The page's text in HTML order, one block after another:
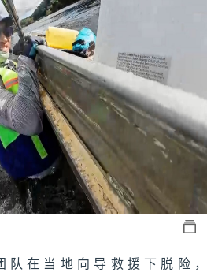
队在当地向导救援下脱险